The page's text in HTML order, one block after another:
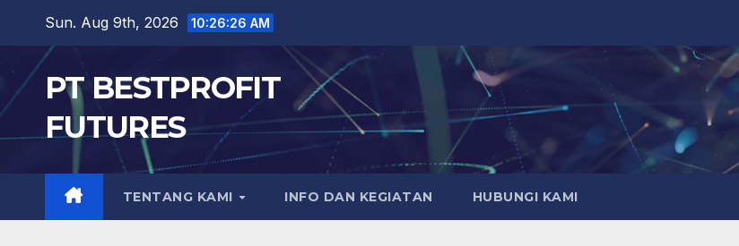
content
Sun. Aug 9th, 2026 10:26:27 AM
PT BESTPROFIT
FUTURES
TENTANG KAMI INFO DAN KEGIATAN HUBUNGI KAMI